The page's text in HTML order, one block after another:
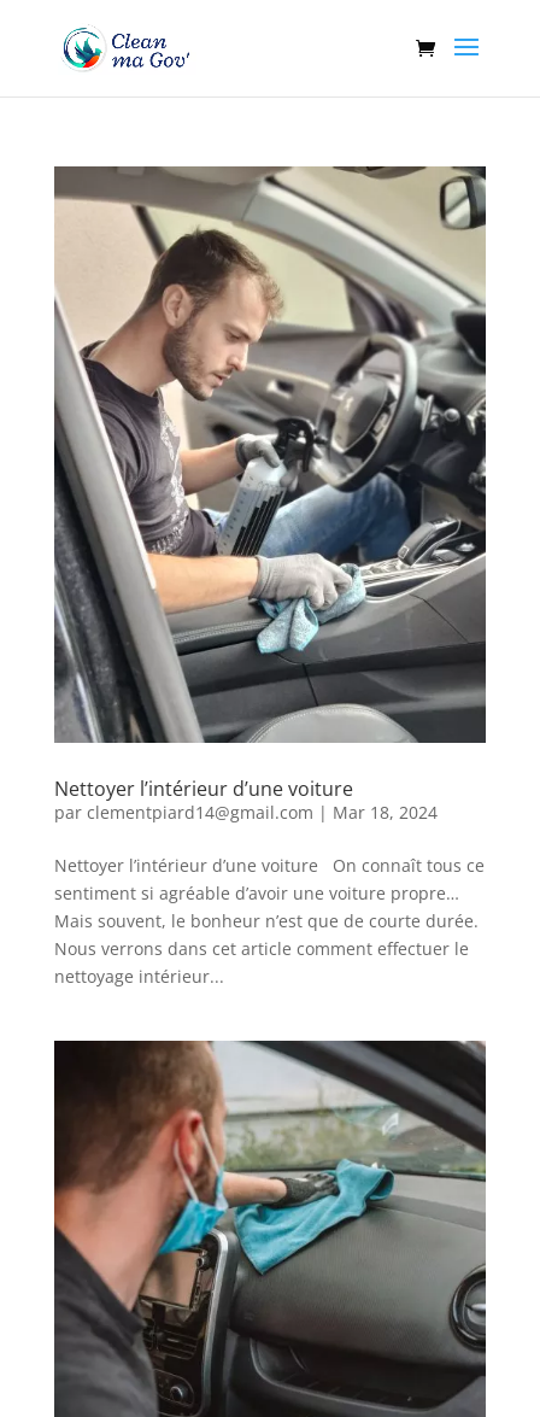
Nettoyer l’intérieur d’une voiture
par clementpiard14@gmail.com | Mar 18, 2024
Nettoyer l’intérieur d’une voiture On connaît tous ce
sentiment si agréable d’avoir une voiture propre…
Mais souvent, le bonheur n’est que de courte durée.
Nous verrons dans cet article comment effectuer le
nettoyage intérieur...